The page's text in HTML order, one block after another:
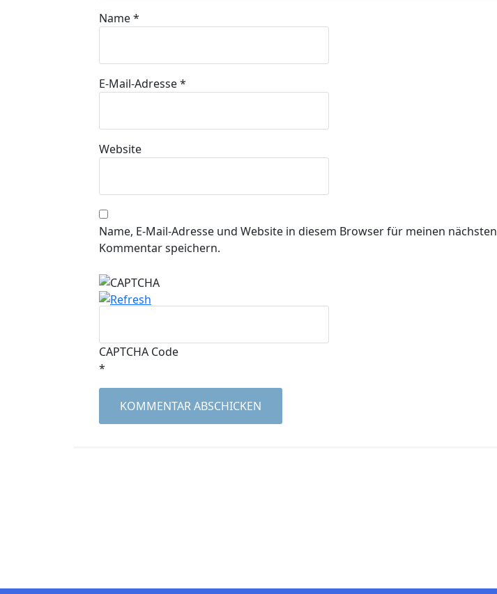
Name*
E-Mail-Adresse*
Website
Name, E-Mail-Adresse und Website in diesem Browser für meinen nächsten
Kommentar speichern.
CAPTCHA Code
*